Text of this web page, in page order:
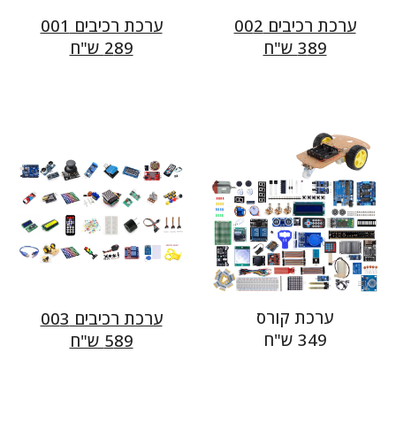
ערכת רכיבים 001
289 ש"ח
ערכת רכיבים 00 2
389 ש"ח
ערכת רכיבים 00 3
589 ש"ח
ערכת קורס
349 ש"ח